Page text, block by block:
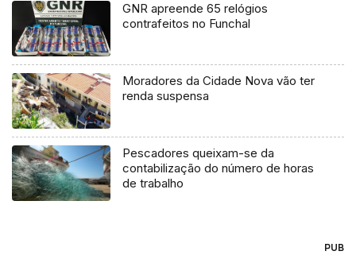
GNR apreende 65 relógios
contrafeitos no Funchal
Moradores da Cidade Nova vão ter
renda suspensa
Pescadores queixam-se da
contabilização do número de horas
de trabalho
PUB